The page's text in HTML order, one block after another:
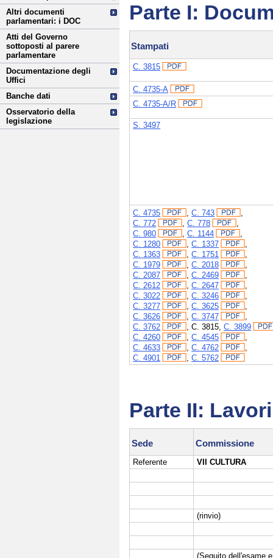
Altri documenti
parlamentari: i DOC
Atti del Governo
sottoposti al parere
parlamentare
Documentazione degli
Uffici
Banche dati
Osservatorio della
legislazione
Parte I:
Stampati
C. 3815
C. 4735-A
C. 4735-A/R
S. 3497
C. 4735 ,C. 743
C. 772
,C. 778
C. 980
,C. 1144
C. 1280
,C. 1337
C. 1363
,C. 1751
C. 1979
,C. 2018
C. 2087
,C. 2469
C. 2612
,C. 2647
C. 3022
,C. 3246
C. 3277
,C. 3625
C. 3626
,C. 3747
C. 3762
,C. 3815 ,C. 3899
C. 4260
,C. 4545
C. 4633
,C. 4762
C. 4901
,C. 5762
Parte II:
Sede Commissione
Referente VII CULTURA
(rinvio)
(Seguito dell'esame